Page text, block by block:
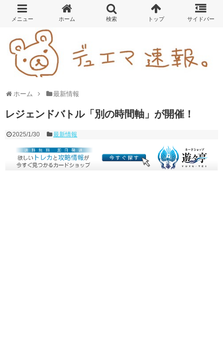
ホーム 最新情報
レジェンドバトル「別の時間軸」が開催！
2025/1/30 最新情報